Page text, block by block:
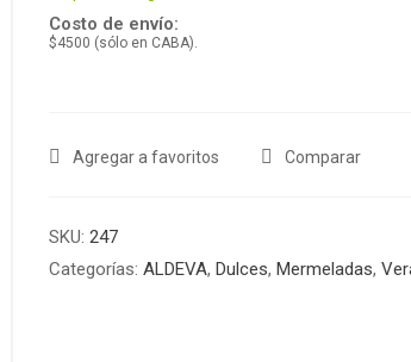
Costo de envío:
$4500 (sólo en CABA).
Agregar a favoritos Comparar
SKU: 247
Categorías: ALDEVA, Dulces, Mermeladas,